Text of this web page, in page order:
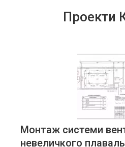
Проекти
Монтаж системи
невеличкого